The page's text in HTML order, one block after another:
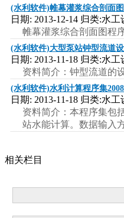
(水利软件)帷幕灌浆综合剖面
日期: 2013-12-14 归类:水
帷幕灌浆综合剖面图程
(水利软件)大型泵站钟型流道
日期: 2013-11-18 归类:水
资料简介：钟型流道的
(水利软件)水利计算程序集
日期: 2013-11-18 归类:水
资料简介：本程序集包
站水能计算。数据输入
相关栏目